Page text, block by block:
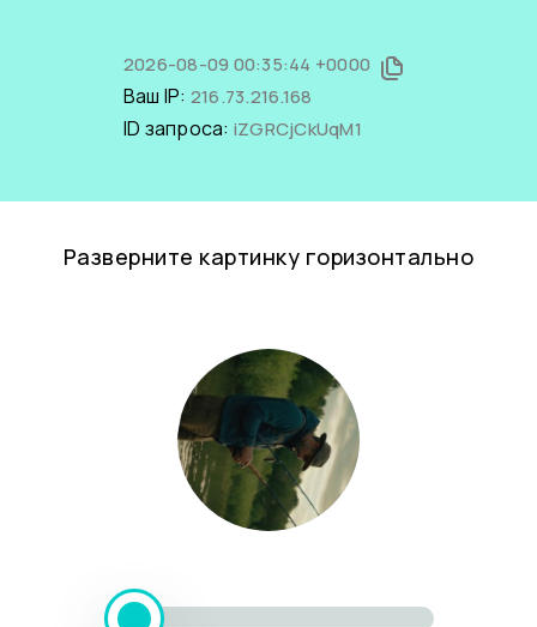
2026-08-09 00:35:44 +0000
Ваш IP: 216.73.216.168
ID запроса: iZGRCjCkUqM1
Разверните картинку горизонтально